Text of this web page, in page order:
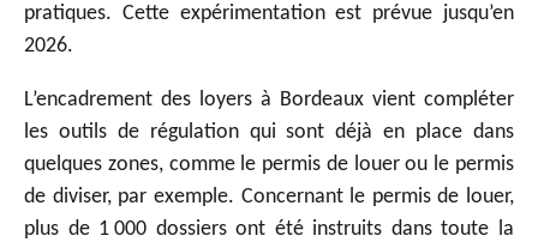
pratiques. Cette expérimentation est prévue jusqu’en
2026.
L’encadrement des loyers à Bordeaux vient compléter
les outils de régulation qui sont déjà en place dans
quelques zones, comme le permis de louer ou le permis
de diviser, par exemple. Concernant le permis de louer,
plus de 1 000 dossiers ont été instruits dans toute la